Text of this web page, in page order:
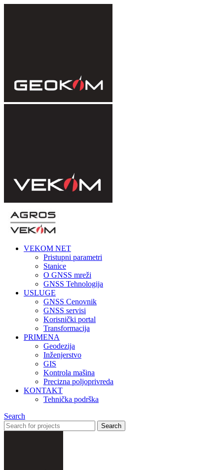
VEKOM NET
Pristupni parametri
Stanice
O GNSS mreži
GNSS Tehnologija
USLUGE
GNSS Cenovnik
GNSS servisi
Korisnički portal
Transformacija
PRIMENA
Geodezija
Inženjerstvo
GIS
Kontrola mašina
Precizna poljoprivreda
KONTAKT
Tehnička podrška
Search
Search